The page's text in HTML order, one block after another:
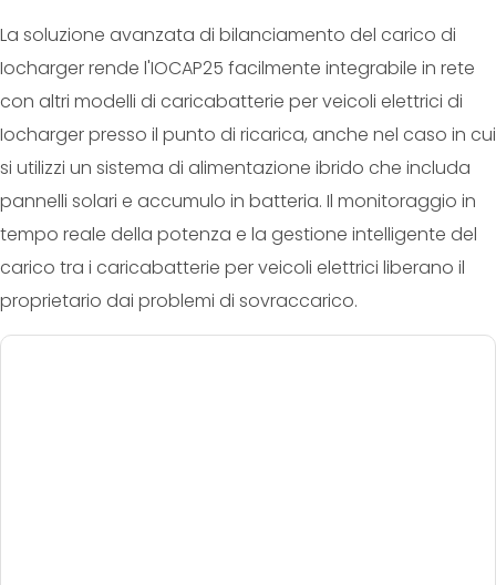
La soluzione avanzata di bilanciamento del carico di
Iocharger rende l'IOCAP25 facilmente integrabile in rete
con altri modelli di caricabatterie per veicoli elettrici di
Iocharger presso il punto di ricarica, anche nel caso in cui
si utilizzi un sistema di alimentazione ibrido che includa
pannelli solari e accumulo in batteria. Il monitoraggio in
tempo reale della potenza e la gestione intelligente del
carico tra i caricabatterie per veicoli elettrici liberano il
proprietario dai problemi di sovraccarico.